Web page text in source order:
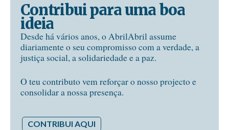
Contribui para uma boa
ideia
Desde há vários anos, o AbrilAbril assume
diariamente o seu compromisso com a verdade, a
justiça social, a solidariedade e a paz.
O teu contributo vem reforçar o nosso projecto e
consolidar a nossa presença.
CONTRIBUI AQUI